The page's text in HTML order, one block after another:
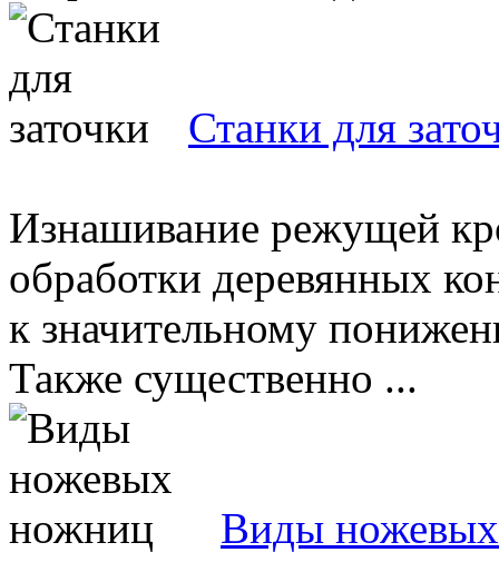
Станки для
Изнашивание режущей
обработки деревянных
к значительному
Также существенно ...
Виды